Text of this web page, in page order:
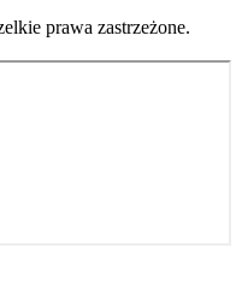
prawa zastrzeżone.